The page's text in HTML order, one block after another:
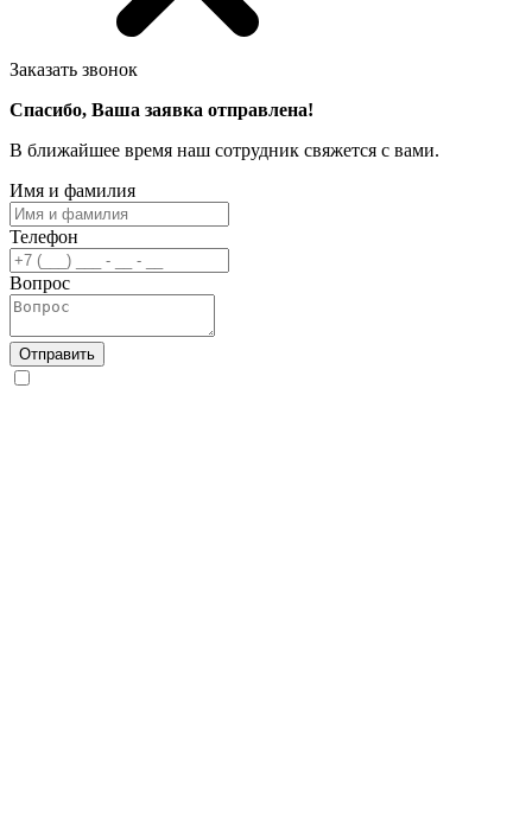
Заказать звонок
Спасибо, Ваша заявка отправлена!
В ближайшее время наш сотрудник свяжется с вами.
Имя и фамилия
Телефон
Вопрос
Отправить